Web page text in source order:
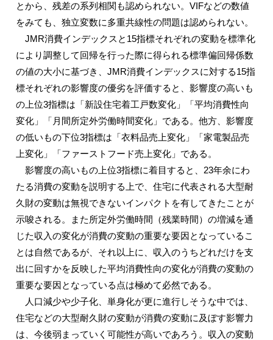
とから、残差の系列相関も認められない。VIFなどの数値
をみても、独立変数に多重共線性の問題は認められない。
JMR消費インデックスと15指標それぞれの変動を標準化
により調整して回帰を行った際に得られる標準偏回帰係数
の値の大小に基づき、JMR消費インデックスに対する15指
標それぞれの影響度の優劣を評価すると、影響度の高いも
の上位3指標は「新設住宅着工戸数変化」「平均消費性向
変化」「月間所定外労働時間変化」である。他方、影響度
の低いもの下位3指標は「衣料品売上変化」「家電製品売
上変化」「ファーストフード売上変化」である。
影響度の高いもの上位3指標に着目すると、23年余にわ
たる消費の変動を説明する上で、住宅に代表される大型耐
久財の変動は無視できないインパクトを有してきたことが
示唆される。また所定外労働時間（残業時間）の増減を通
じた収入の変化が消費の変動の重要な要因となっているこ
とは自然であるが、それ以上に、収入のうちどれだけを支
出に回すかを反映した平均消費性向の変化が消費の変動の
重要な要因となっている点は極めて必然である。
人口減少や少子化、単身化が更に進行しそうな中では、
住宅などの大型耐久財の変動が消費の変動に及ぼす影響力
は、今後弱まっていく可能性が高いであろう。収入の変動